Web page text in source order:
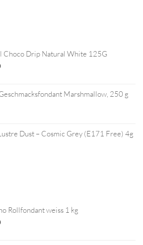
Choco Drip Natural White 125G
Marshmallow, 250 g
Dust – Cosmic Grey (E171 Free) 4g
Rollfondant weiss 1 kg